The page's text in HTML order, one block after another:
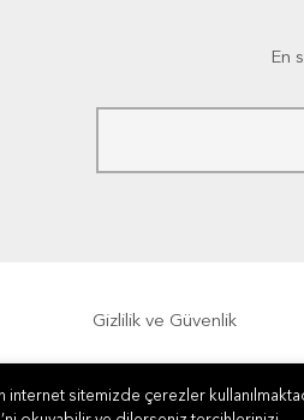
En
Gizlilik ve Güvenlik
Sipariş, Teslimat ve İade
internet sitemizde çerezler